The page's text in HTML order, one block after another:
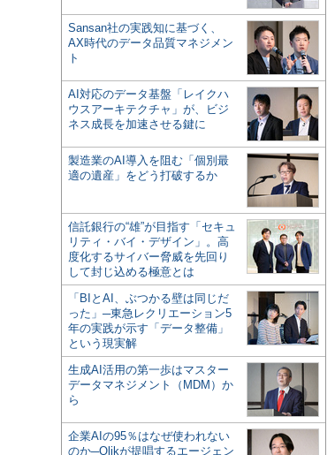
Sansan社の実践知に基づく、
AX時代のデータ品質マネジメン
ト
AI対応のデータ基盤「レイクハ
ウスアーキテクチャ」が、ビジ
ネス成長を加速させる鍵に
製造業のAI導入を阻む「個別最
適の遺産」をどう打破するか
信託銀行の“雄”が目指す「セキュ
リティ・バイ・デザイン」。高
度化するサイバー脅威を先回り
して封じ込める極意とは
「BIとAI、ぶつかる壁は同じだ
った」─東急レクリエーション5
年の実践が示す「データ整備」
という現実解
生成AI活用の第一歩はマスター
データマネジメント（MDM）か
ら
企業AIの95％はなぜ使われない
のか─Qlikが提唱するエージェン